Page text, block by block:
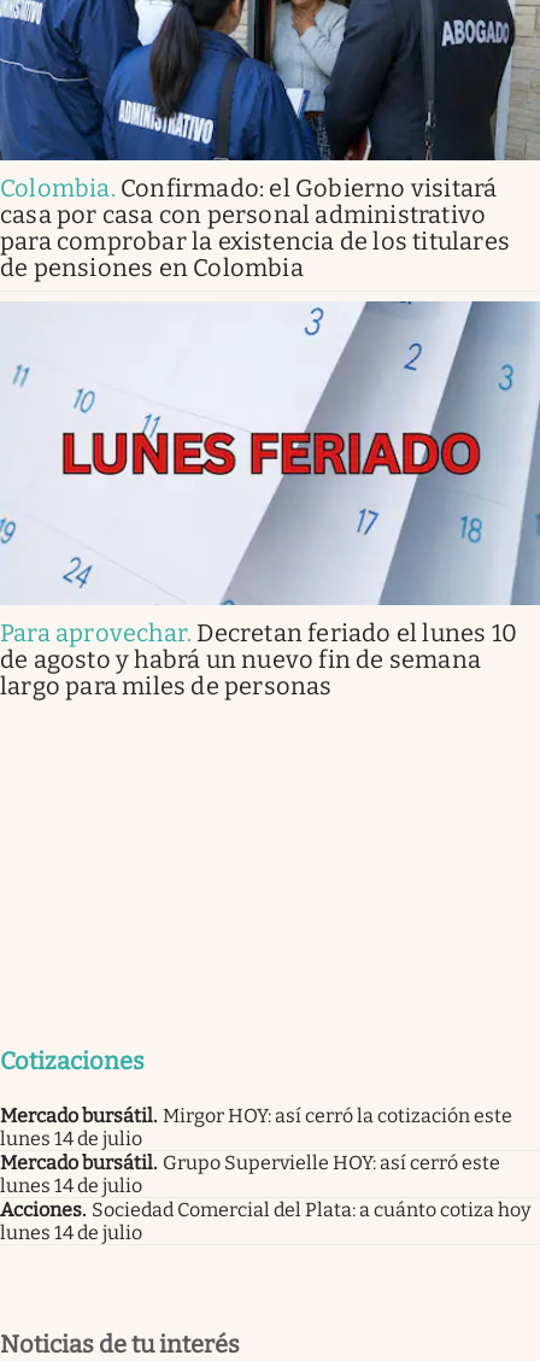
Colombia. Confirmado: el Gobierno visitará
casa por casa con personal administrativo
para comprobar la existencia de los titulares
de pensiones en Colombia
Para aprovechar. Decretan feriado el lunes 10
de agosto y habrá un nuevo fin de semana
largo para miles de personas
Cotizaciones
Mercado bursátil. Mirgor HOY: así cerró la cotización este
lunes 14 de julio
Mercado bursátil. Grupo Supervielle HOY: así cerró este
lunes 14 de julio
Acciones. Sociedad Comercial del Plata: a cuánto cotiza hoy
lunes 14 de julio
Noticias de tu interés